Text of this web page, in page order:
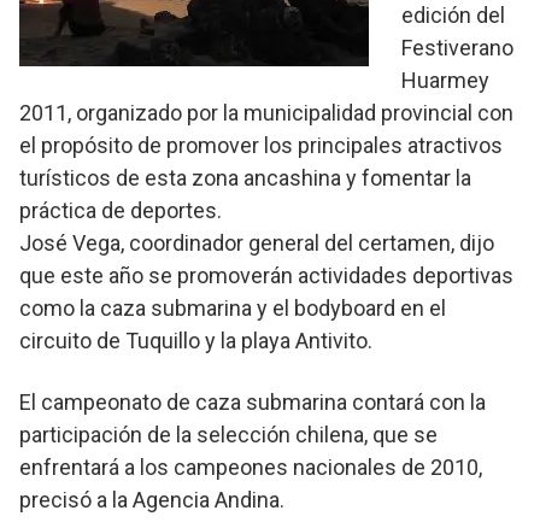
edición del
Festiverano
Huarmey
2011, organizado por la municipalidad provincial con
el propósito de promover los principales atractivos
turísticos de esta zona ancashina y fomentar la
práctica de deportes.
José Vega, coordinador general del certamen, dijo
que este año se promoverán actividades deportivas
como la caza submarina y el bodyboard en el
circuito de Tuquillo y la playa Antivito.
El campeonato de caza submarina contará con la
participación de la selección chilena, que se
enfrentará a los campeones nacionales de 2010,
precisó a la Agencia Andina.